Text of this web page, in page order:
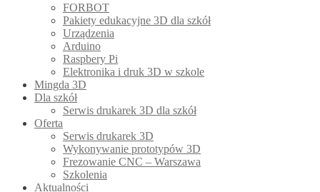
FORBOT
Pakiety edukacyjne 3D dla szkół
Urządzenia
Arduino
Raspbery Pi
Elektronika i druk 3D w szkole
Mingda 3D
Dla szkół
Serwis drukarek 3D dla szkół
Oferta
Serwis drukarek 3D
Wykonywanie prototypów 3D
Frezowanie CNC – Warszawa
Szkolenia
Aktualności